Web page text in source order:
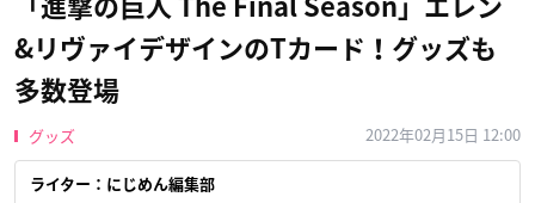
「進撃の巨人 The Final Season」エレン
&リヴァイデザインのTカード！グッズも
多数登場
グッズ 2022年02月15日 12:00
ライター：にじめん編集部